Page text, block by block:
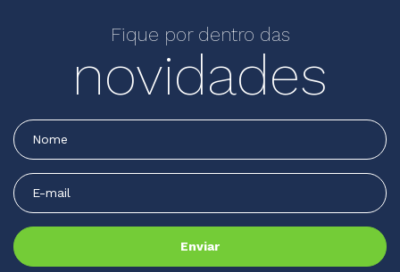
Fique por dentro das
novidades